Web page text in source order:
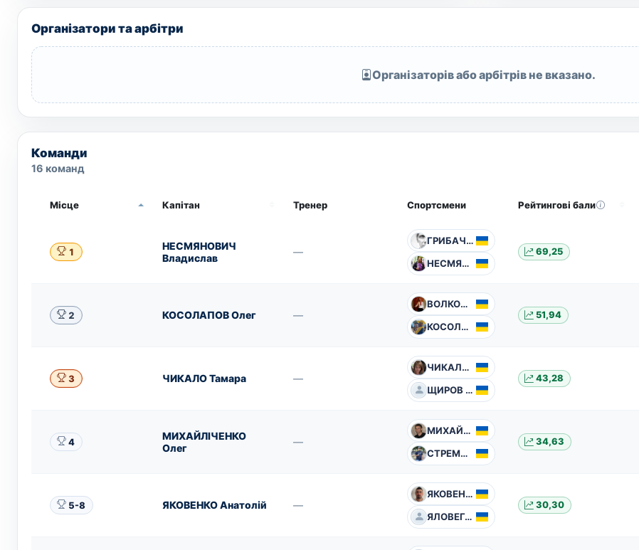
Організатори та арбітри
Організаторів або арбітрів не вказано.
Команди
16 команд
Місце Капітан Тренер Спортсмени Рейтингові бали
1
НЕСМЯНОВИЧ
Владислав
—
ГРИБАЧОВ Павло
НЕСМЯНОВИЧ Владислав
69,25
2 КОСОЛАПОВ Олег —
ВОЛКОВА Єлізавета
КОСОЛАПОВ Олег
51,94
3 ЧИКАЛО Тамара —
ЧИКАЛО Тамара
ЩИРОВ Вячеслав
43,28
4
МИХАЙЛІЧЕНКО
Олег
—
МИХАЙЛІЧЕНКО Олег
СТРЕМОУХОВ Вадим
34,63
5-8 ЯКОВЕНКО Анатолій —
ЯКОВЕНКО Анатолій
ЯЛОВЕГА Владислав
30,30